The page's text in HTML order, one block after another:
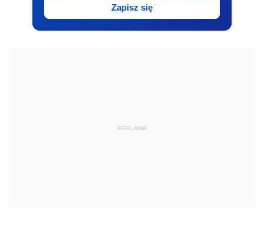
Zapisz się
REKLAMA